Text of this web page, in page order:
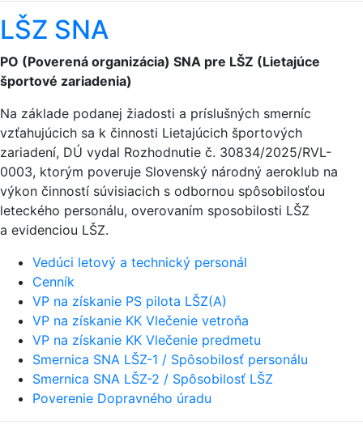
LŠZ SNA
PO (Poverená organizácia) SNA pre LŠZ (Lietajúce
športové zariadenia)
Na základe podanej žiadosti a príslušných smerníc
vzťahujúcich sa k činnosti Lietajúcich športových
zariadení, DÚ vydal Rozhodnutie č. 30834/2025/RVL-
0003, ktorým poveruje Slovenský národný aeroklub na
výkon činností súvisiacich s odbornou spôsobilosťou
leteckého personálu, overovaním sposobilosti LŠZ
a evidenciou LŠZ.
Vedúci letový a technický personál
Cenník
VP na získanie PS pilota LŠZ(A)
VP na získanie KK Vlečenie vetroňa
VP na získanie KK Vlečenie predmetu
Smernica SNA LŠZ-1 / Spôsobilosť personálu
Smernica SNA LŠZ-2 / Spôsobilosť LŠZ
Poverenie Dopravného úradu